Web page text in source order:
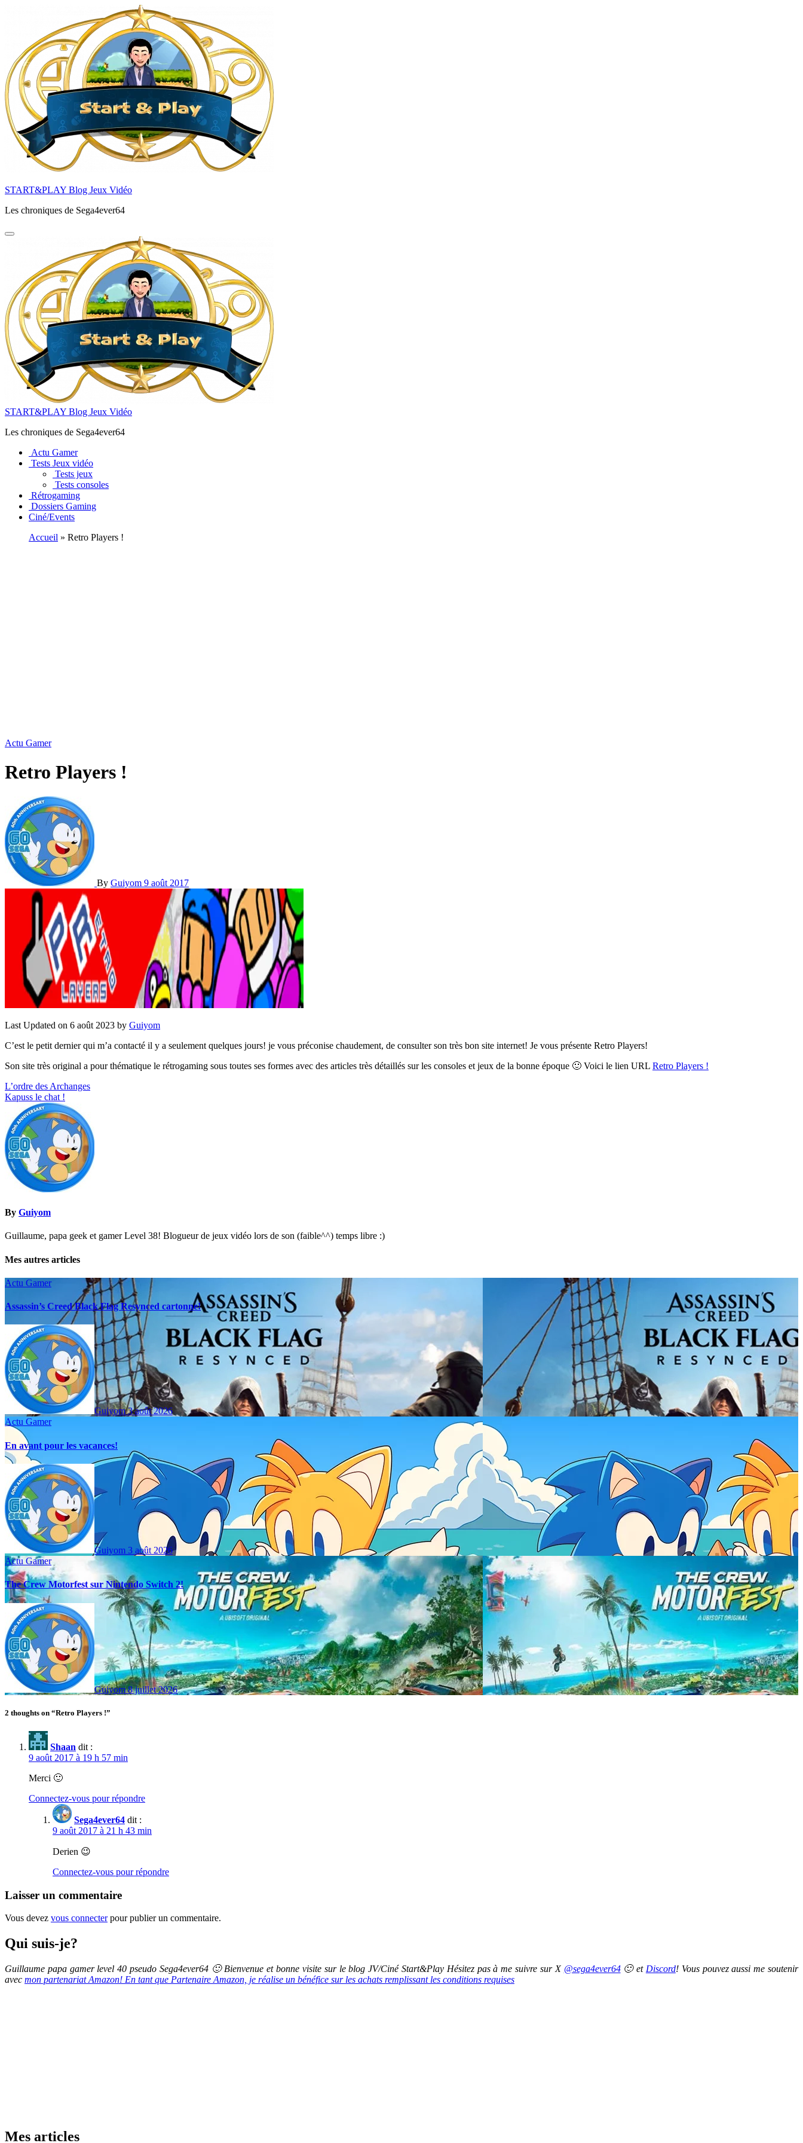
principal
START&PLAY Blog Jeux Vidéo
Les chroniques de Sega4ever64
START&PLAY Blog Jeux Vidéo
Les chroniques de Sega4ever64
Actu Gamer
Tests Jeux vidéo
Tests jeux
Tests consoles
Rétrogaming
Dossiers Gaming
Ciné/Events
Accueil » Retro Players !
Actu Gamer
Retro Players !
By Guiyom 9 août 2017
Last Updated on 6 août 2023 by Guiyom
C’est le petit dernier qui m’a contacté il y a seulement quelques jours! je vous préconise chaudement, de consulter son très bon site internet! Je vous présente Retro Players!
Son site très original a pour thématique le rétrogaming sous toutes ses formes avec des articles très détaillés sur les consoles et jeux de la bonne époque 🙂 Voici le lien URL Retro Players !
Navigation
de
l’article
L’ordre des Archanges
Kapuss le chat !
By Guiyom
Guillaume, papa geek et gamer Level 38! Blogueur de jeux vidéo lors de son (faible^^) temps libre :)
Mes autres articles
Actu Gamer
Assassin’s Creed Black Flag Resynced cartonne!
Guiyom3 août 2026
Actu Gamer
En avant pour les vacances!
Guiyom 3 août 2026
Actu Gamer
The Crew Motorfest sur Nintendo Switch 2!
Guiyom8 juillet 2026
2 thoughts on “Retro Players !”
Shaan dit :
9 août 2017 à 19 h 57 min
Merci 🙂
Connectez-vous pour répondre
Sega4ever64 dit :
9 août 2017 à 21 h 43 min
Derien 😉
Connectez-vous pour répondre
Laisser un commentaire
Vous devez vous connecterpour publier un commentaire.
Qui suis-je?
Guillaume papa gamer level 40 pseudo Sega4ever64 🙂 Bienvenue et bonne visite sur le blog JV/Ciné Start&Play Hésitez pas à me suivre sur X @sega4ever64🙂 et Discord! Vous pouvez aussi me soutenir
avec mon partenariat Amazon! En tant que Partenaire Amazon, je réalise un bénéfice sur les achats remplissant les conditions requises
Mes articles